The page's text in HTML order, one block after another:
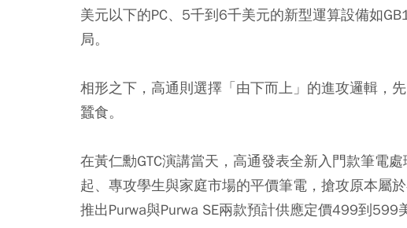
美元以下的PC、5千到6千美元的新型運算設備如
局。
相形之下，高通則選擇「由下而上」的進攻邏輯，
蠶食。
在黃仁勳GTC演講當天，高通發表全新入門款筆電
起、專攻學生與家庭市場的平價筆電，搶攻原本屬
推出Purwa與Purwa SE兩款預計供應定價499到599